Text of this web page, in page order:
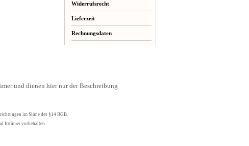
Widerrufsrecht
Lieferzeit
Rechnungsdaten
und dienen hier nur der Beschreibung
im Sinne des §14 BGB.
Irrtümer vorbehalten.